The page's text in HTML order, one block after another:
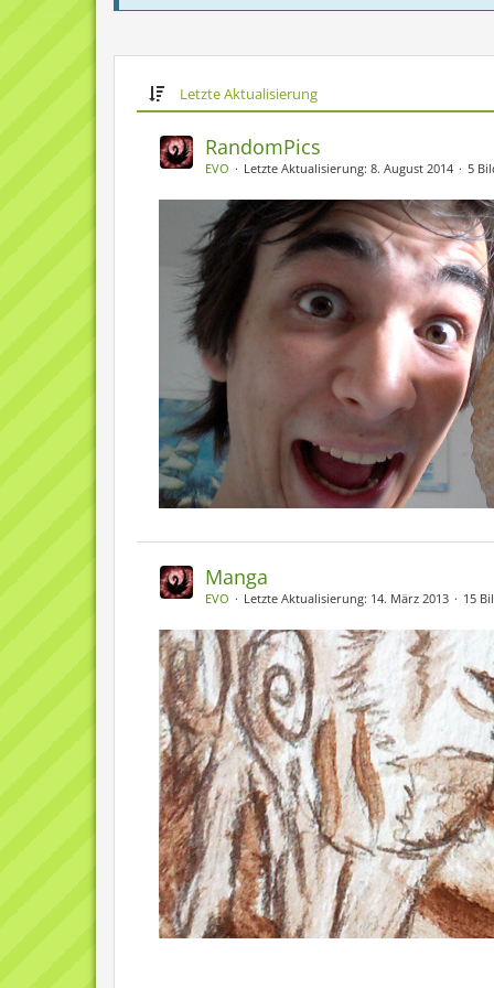
Letzte Aktualisierung
RandomPics
EVO Letzte Aktualisierung: 8. August 2014 5
Manga
EVO Letzte Aktualisierung: 14. März 2013 15